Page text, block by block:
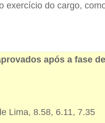
exercício do cargo,
após a fase
Lima, 8.58, 6.11, 7.35